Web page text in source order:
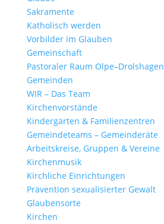
Sakra­mente
Katho­lisch werden
Vorbilder im Glauben
Gemein­schaft
Pasto­raler Raum Olpe–Drolshagen
Gemeinden
WIR – Das Team
Kirchen­vor­stände
Kinder­gärten & Familienzentren
Gemein­de­teams – Gemeinderäte
Arbeits­kreise, Gruppen & Vereine
Kirchen­musik
Kirch­liche Einrichtungen
Präven­tion sexua­li­sierter Gewalt
Glau­ben­s­orte
Kirchen